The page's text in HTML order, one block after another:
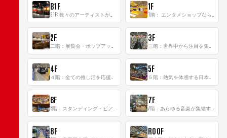
B1F 1F
2F 3F
4F 5F
6F 7F
8F ROOF